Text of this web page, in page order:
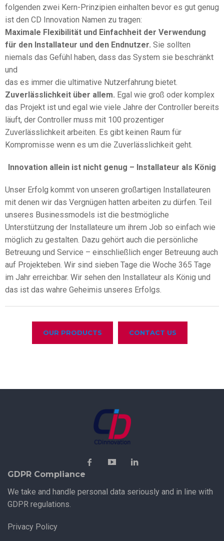
folgenden zwei Kern-Prinzipien einhalten bevor es gut genug
ist den CD Innovation Namen zu tragen:
Maximale Flexibilität und Einfachheit der Verwendung
für den Installateur und den Endnutzer. Sie sollten
niemals das Gefühl haben, dass das System sie beschränkt
und
das es immer die ultimative Nutzerfahrung bietet.
Zuverlässlichkeit über allem. Egal wie groß oder komplex
das Projekt ist und egal wie viele Jahre der Controller bereits
läuft, der Controller muss mit 100 prozentiger
Zuverlässlichkeit arbeiten. Es gibt keinen Raum für
Kompromisse wenn es um die Zuverlässlichkeit geht.
Innovation allein ist nicht genug – Installateur als König
Unser Erfolg kommt von unseren großartigen Installateuren
mit denen wir das Vergnügen hatten arbeiten zu dürfen. Teil
unseres Businessmodels ist die bestmögliche
Unterstützung der Installateure um ihrem Job so einfach wie
möglich zu gestalten. Dazu gehört auch die persönliche
Betreuung und Service – einschließlich enger Betreuung auch
auf Projekteben. Wir sind sieben Tage die Woche 365 Tage
im Jahr erreichbar. Wir sehen den Installateur als König und
das ist das wahre Geheimis unseres Erfolgs.
OUR PRODUCTS CONTACT US
GDPR Compliance
We take and handle personal data seriously and in line with
GDPR regulations.
Privacy Policy